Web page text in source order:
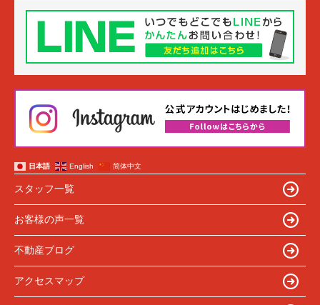
日本語 English 简体中文
スタッフ一覧
お客様の声一覧
不動産ブログ
アクセスマップ